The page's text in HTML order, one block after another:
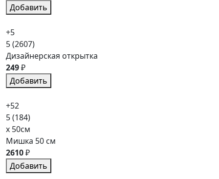
Добавить
+5
5(2607)
Дизайнерская открытка
249₽
Добавить
+52
5(184)
x 50см
Мишка 50 см
2610₽
Добавить